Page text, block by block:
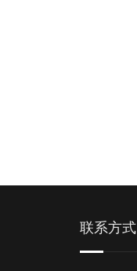
联系方式